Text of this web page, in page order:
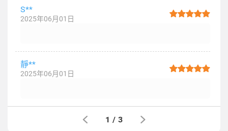
S**
2025年06月01日
靜**
2025年06月01日
1 / 3